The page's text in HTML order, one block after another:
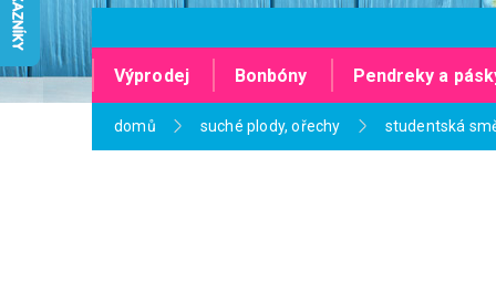
Výprodej Bonbóny Pendreky a
domů suché plody, ořechy studentská